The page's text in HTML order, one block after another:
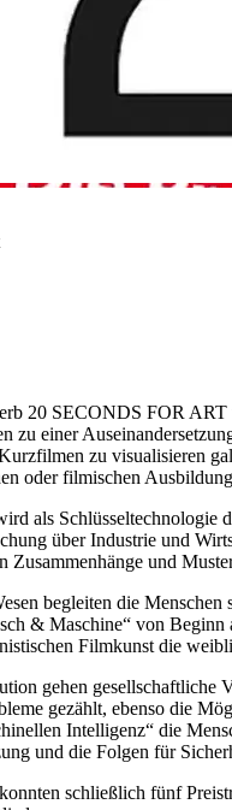
20 SECONDS FOR ART
zu einer
zu visualisieren
oder filmischen
als Schlüsseltechnologie
über Industrie und
Zusammenhänge und
begleiten die
& Maschine“ von
Filmkunst die
gehen gesellschaftliche
gezählt, ebenso die
Intelligenz“ die
und die Folgen für
schließlich fünf